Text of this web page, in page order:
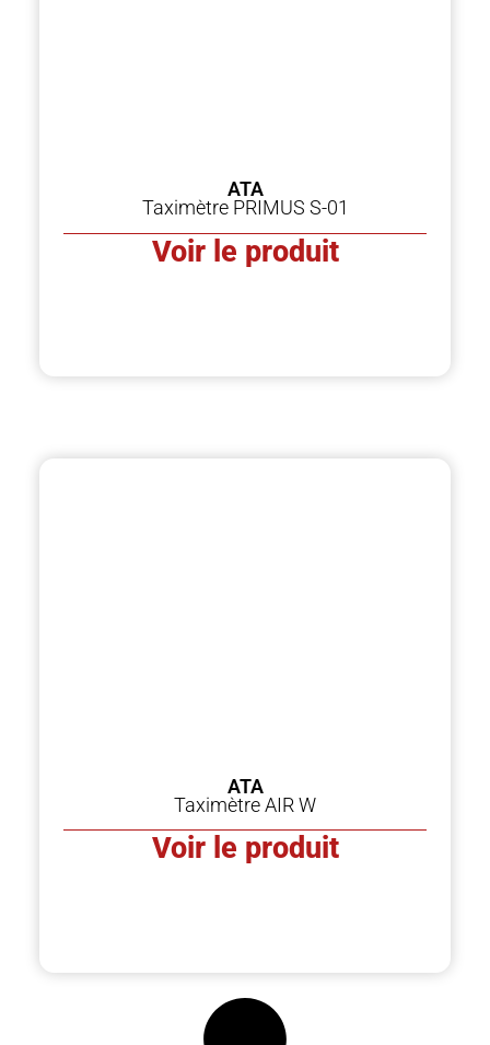
ATA
Taximètre PRIMUS S-01
Voir le produit
ATA
Taximètre AIR W
Voir le produit